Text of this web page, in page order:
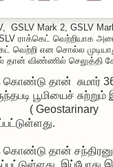
GSLV Mark 2, GSLV
ராக்கெட் வெற்றியாக
வெற்றி என சொல்ல
தான் விண்ணில் செலுத்தி
தான் சுமார்
பூமியைச்
( Geostarinary
தான்